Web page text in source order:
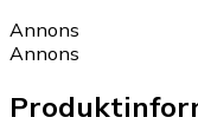
Annons
Annons